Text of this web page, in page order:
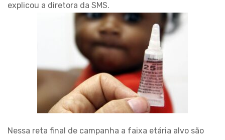
explicou a diretora da SMS.
Nessa reta final de campanha a faixa etária alvo são